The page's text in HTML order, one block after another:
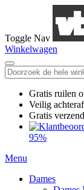
Toggle Nav
Winkelwagen
Gratis ruilen
Veilig
Gratis
95%
Menu
Dames